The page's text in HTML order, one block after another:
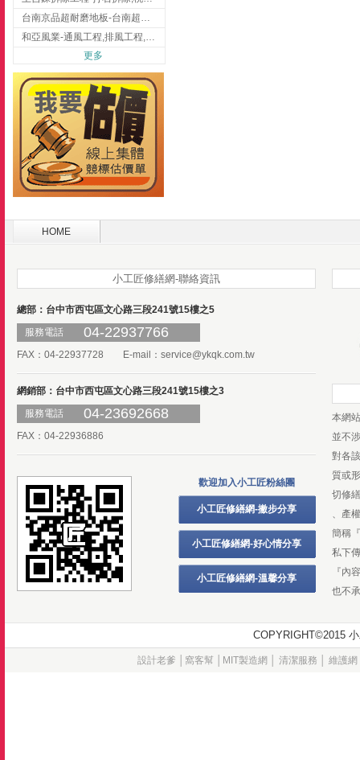
台南京品超耐磨地板-台南超耐磨地板
和亞風業-通風工程,排風工程,彰化通風工程,彰化排風工程
更多
HOME
小工匠修繕網-聯絡資訊
總部：台中市西屯區文心路三段241號15樓之5
服務電話
04-22937766
FAX：04-22937728 E-mail： service@ykqk.com.tw
網銷部：台中市西屯區文心路三段241號15樓之3
服務電話
04-23692668
FAX：04-22936886
歡迎加入小工匠粉絲團
小工匠修繕網-撇步分享
小工匠修繕網-好心情分享
小工匠修繕網-溫馨分享
本網
並不
對各
質或
切修
、產
簡稱
私下
『內
也不
設計老爹 窩客幫│ MIT製造網 清潔服務 維護網